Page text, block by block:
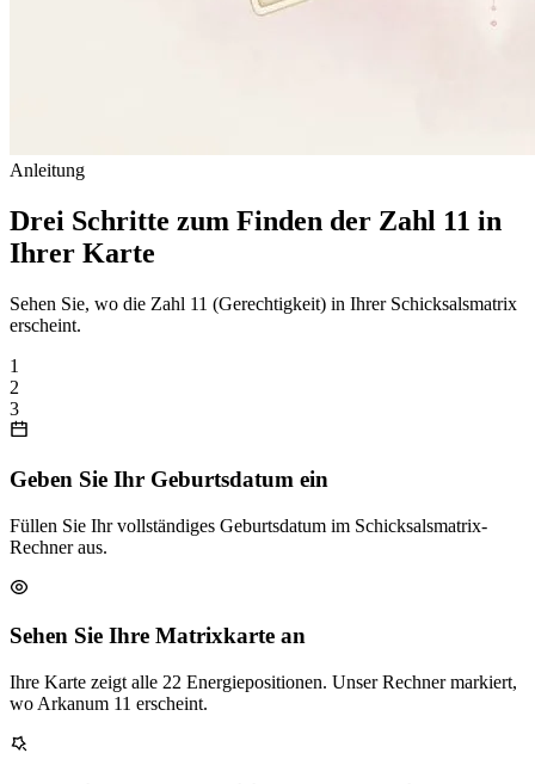
Anleitung
Drei Schritte zum Finden der Zahl 11 in
Ihrer Karte
Sehen Sie, wo die Zahl 11 (Gerechtigkeit) in Ihrer Schicksalsmatrix
erscheint.
1
2
3
Geben Sie Ihr Geburtsdatum ein
Füllen Sie Ihr vollständiges Geburtsdatum im Schicksalsmatrix-
Rechner aus.
Sehen Sie Ihre Matrixkarte an
Ihre Karte zeigt alle 22 Energiepositionen. Unser Rechner markiert,
wo Arkanum 11 erscheint.